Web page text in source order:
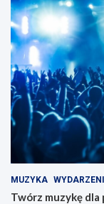
MUZYKA
Twórz muzykę dla